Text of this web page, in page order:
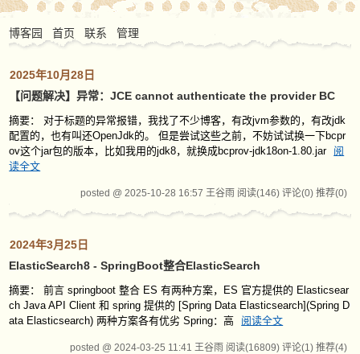
博客园 首页 联系 管理
2025年10月28日
【问题解决】异常：JCE cannot authenticate the provider BC
摘要： 对于标题的异常报错，我找了不少博客，有改jvm参数的，有改jdk
配置的，也有叫还OpenJdk的。 但是尝试这些之前，不妨试试换一下bcpr
ov这个jar包的版本，比如我用的jdk8，就换成bcprov-jdk18on-1.80.jar 阅
读全文
posted @ 2025-10-28 16:57 王谷雨 阅读(146) 评论(0) 推荐(0)
2024年3月25日
ElasticSearch8 - SpringBoot整合ElasticSearch
摘要： 前言 springboot 整合 ES 有两种方案，ES 官方提供的 Elasticsear
ch Java API Client 和 spring 提供的 [Spring Data Elasticsearch](Spring D
ata Elasticsearch) 两种方案各有优劣 Spring：高
阅读全文
posted @ 2024-03-25 11:41 王谷雨 阅读(16809) 评论(1) 推荐(4)